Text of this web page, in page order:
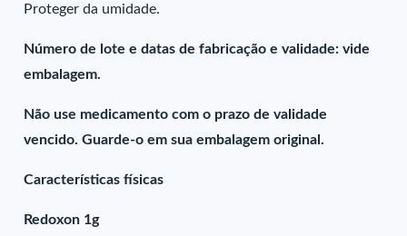
Proteger da umidade.
Número de lote e datas de fabricação e validade: vide
embalagem.
Não use medicamento com o prazo de validade
vencido. Guarde-o em sua embalagem original.
Características físicas
Redoxon 1g